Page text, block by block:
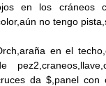
en los cráneos
no tengo
en el
da $,panel con